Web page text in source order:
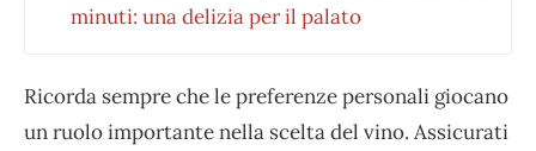
minuti: una delizia per il palato
Ricorda sempre che le preferenze personali giocano
un ruolo importante nella scelta del vino. Assicurati